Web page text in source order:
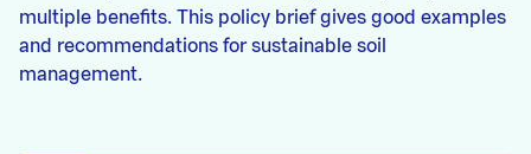
multiple benefits. This policy brief gives good examples
and recommendations for sustainable soil
management.